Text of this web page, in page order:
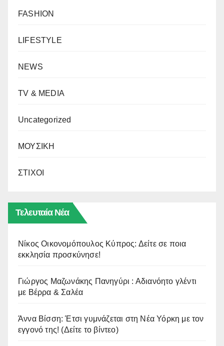
FASHION
LIFESTYLE
NEWS
TV & MEDIA
Uncategorized
ΜΟΥΣΙΚΗ
ΣΤΙΧΟΙ
Τελευταία Νέα
Νίκος Οικονομόπουλος Κύπρος: Δείτε σε ποια
εκκλησία προσκύνησε!
Γιώργος Μαζωνάκης Πανηγύρι : Αδιανόητο γλέντι
με Βέρρα & Σαλέα
Άννα Βίσση: Έτσι γυμνάζεται στη Νέα Υόρκη με τον
εγγονό της! (Δείτε το βίντεο)